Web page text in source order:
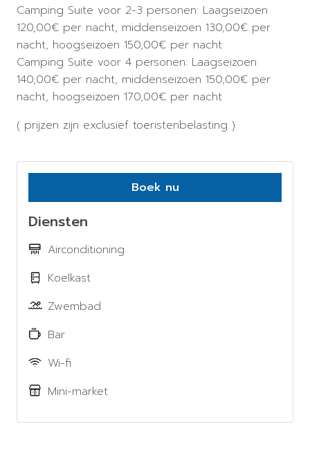
Camping Suite voor 2-3 personen: Laagseizoen
120,00€ per nacht, middenseizoen 130,00€ per
nacht, hoogseizoen 150,00€ per nacht
Camping Suite voor 4 personen: Laagseizoen
140,00€ per nacht, middenseizoen 150,00€ per
nacht, hoogseizoen 170,00€ per nacht
( prijzen zijn exclusief toeristenbelasting )
Boek nu
Diensten
Airconditioning
Koelkast
Zwembad
Bar
Wi-fi
Mini-market